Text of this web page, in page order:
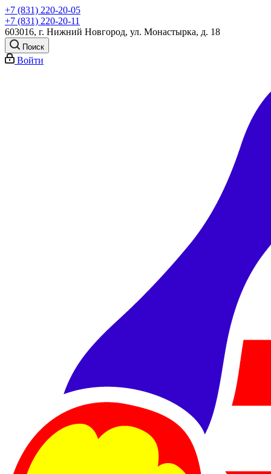
+7 (831) 220-20-05
+7 (831) 220-20-11
603016, г. Нижний Новгород, ул. Монастырка, д. 18
Поиск
Войти